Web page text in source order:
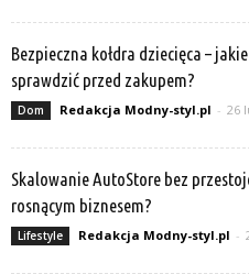
Bezpieczna kołdra dziecięca –
sprawdzić przed zakupem?
Dom Redakcja Modny-styl.pl - 26
Skalowanie AutoStore bez
rosnącym biznesem?
Lifestyle Redakcja Modny-styl.pl -